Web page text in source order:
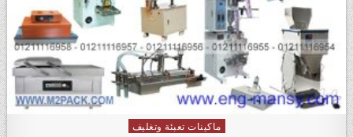
Posted in
ماكينات تعبئة وتغليف